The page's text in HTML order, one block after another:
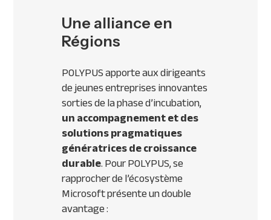
Une alliance en
Régions
POLYPUS apporte aux dirigeants
de jeunes entreprises innovantes
sorties de la phase d’incubation,
un accompagnement et des
solutions pragmatiques
génératrices de croissance
durable. Pour POLYPUS, se
rapprocher de l’écosystème
Microsoft présente un double
avantage :